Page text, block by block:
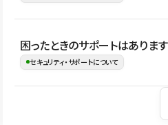
ながらレイアウトに影響を与えずに
す。
Studioでは、公開サイトやサービス
の暗号化、データ保護、アクセス
はSSL/TLSによる通信暗号化に対応
困ったときのサポートはあります
セキュリティ・サポートについて
操作方法や機能については、ヘル